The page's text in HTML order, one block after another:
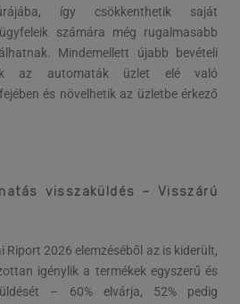
így csökkenthetik saját
számára még rugalmasabb
Mindemellett újabb bevételi
az automaták üzlet elé való
és növelhetik az üzletbe érkező
visszaküldés – Visszárú
Riport 2026 elemzéséből az is kiderült,
igénylik a termékek egyszerű és
– 60% elvárja, 52% pedig